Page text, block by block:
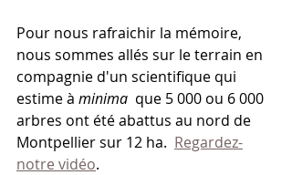
Pour nous rafraichir la mémoire,
nous sommes allés sur le terrain en
compagnie d'un scientifique qui
estime à minima que 5 000 ou 6 000
arbres ont été abattus au nord de
Montpellier sur 12 ha. Regardez-
notre vidéo.